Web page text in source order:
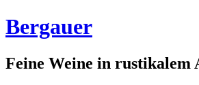
Bergauer
Feine Weine in rustikalem